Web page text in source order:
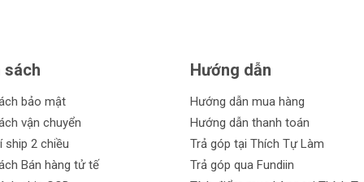
sách
bảo mật
vận chuyển
ship 2 chiều
Bán hàng tử tế
Hướng dẫn
Hướng dẫn mua hàng
Hướng dẫn thanh toán
Trả góp tại Thích Tự Làm
Trả góp qua Fundiin